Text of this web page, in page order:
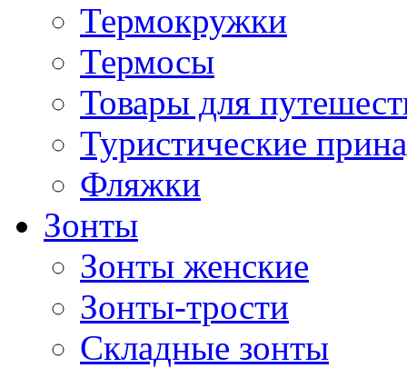
Термокружки
Термосы
Товары для
Туристические
Фляжки
Зонты
Зонты женские
Зонты-трости
Складные зонты